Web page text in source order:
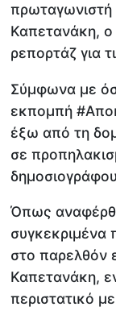
πρωταγωνιστή
Καπετανάκη, ο
ρεπορτάζ για
Σύμφωνα με
εκπομπή
έξω από τη
σε
Όπως
συγκεκριμένα
στο παρελθόν
Καπετανάκη,
περιστατικό